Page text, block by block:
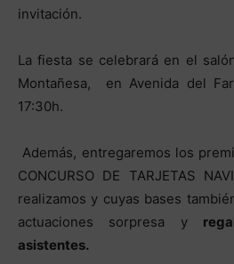
invitación.
La fiesta se celebrará en el
Montañesa, en Avenida del
17:30h.
Además, entregaremos los
CONCURSO DE TARJETAS
realizamos y cuyas bases
actuaciones sorpresa y
asistentes.